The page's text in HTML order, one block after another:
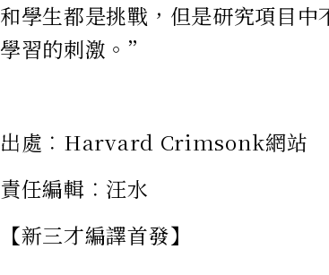
和學生都是挑戰，但是研究項目
學習的刺激。”
出處︰Harvard Crimsonk網站
責任編輯︰汪水
【新三才編譯首發】